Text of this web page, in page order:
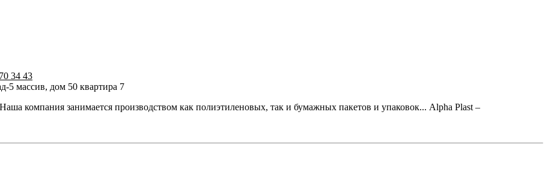
34 43
5 массив, дом 50 квартира 7
компания занимается производством как полиэтиленовых, так и бумажных пакетов и упаковок... Alpha Plast –